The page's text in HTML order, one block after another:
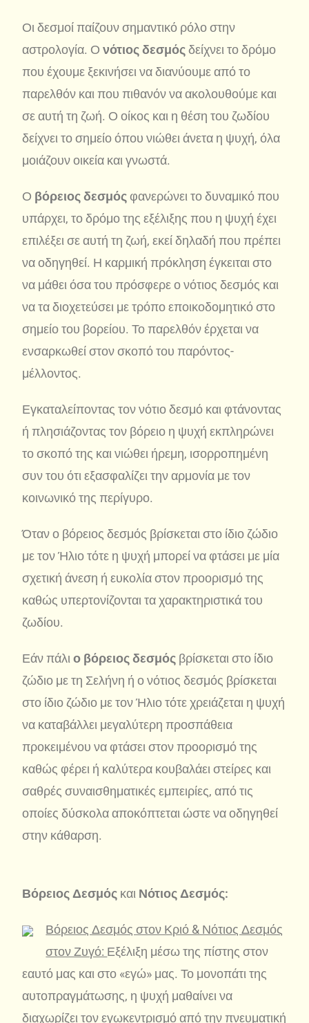
Οι δεσμοί παίζουν σημαντικό ρόλο στην
αστρολογία. Ονότιος δεσμόςδείχνει το δρόμο
που έχουμε ξεκινήσει να διανύουμε από το
παρελθόν και που πιθανόν να ακολουθούμε και
σε αυτή τη ζωή. Ο οίκος και η θέση του ζωδίου
δείχνει το σημείο όπου νιώθει άνετα η ψυχή, όλα
μοιάζουν οικεία και γνωστά.
Ο βόρειος δεσμόςφανερώνει το δυναμικό που
υπάρχει, το δρόμο της εξέλιξης που η ψυχή έχει
επιλέξει σε αυτή τη ζωή, εκεί δηλαδή που πρέπει
να οδηγηθεί. Η καρμική πρόκληση έγκειται στο
να μάθει όσα του πρόσφερε ο νότιος δεσμός και
να τα διοχετεύσει με τρόπο εποικοδομητικό στο
σημείο του βορείου. Το παρελθόν έρχεται να
ενσαρκωθεί στον σκοπό του παρόντος-
μέλλοντος.
Εγκαταλείποντας τον νότιο δεσμό και φτάνοντας
ή πλησιάζοντας τον βόρειο η ψυχή εκπληρώνει
το σκοπό της και νιώθει ήρεμη, ισορροπημένη
συν του ότι εξασφαλίζει την αρμονία με τον
κοινωνικό της περίγυρο.
Όταν ο βόρειος δεσμός βρίσκεται στο ίδιο ζώδιο
με τον Ήλιο τότε η ψυχή μπορεί να φτάσει με μία
σχετική άνεση ή ευκολία στον προορισμό της
καθώς υπερτονίζονται τα χαρακτηριστικά του
ζωδίου.
Εάν πάλιο βόρειος δεσμός βρίσκεται στο ίδιο
ζώδιο με τη Σελήνη ή ο νότιος δεσμός βρίσκεται
στο ίδιο ζώδιο με τον Ήλιο τότε χρειάζεται η ψυχή
να καταβάλλει μεγαλύτερη προσπάθεια
προκειμένου να φτάσει στον προορισμό της
καθώς φέρει ή καλύτερα κουβαλάει στείρες και
σαθρές συναισθηματικές εμπειρίες, από τις
οποίες δύσκολα αποκόπτεται ώστε να οδηγηθεί
στην κάθαρση.
Βόρειος Δεσμός και Νότιος Δεσμός:
Βόρειος Δεσμός στον Κριό & Νότιος Δεσμός
στον Ζυγό: Εξέλιξη μέσω της πίστης στον
εαυτό μας και στο «εγώ» μας. Το μονοπάτι της
αυτοπραγμάτωσης, η ψυχή μαθαίνει να
διαχωρίζει τον εγωκεντρισμό από την πνευματική